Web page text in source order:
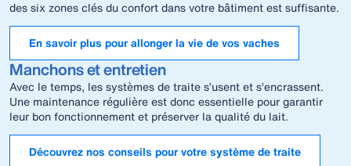
des six zones clés du confort dans votre bâtiment est suffisante.
En savoir plus pour allonger la vie de vos vaches
Manchons et entretien
Avec le temps, les systèmes de traite s’usent et s’encrassent.
Une maintenance régulière est donc essentielle pour garantir
leur bon fonctionnement et préserver la qualité du lait.
Découvrez nos conseils pour votre système de traite